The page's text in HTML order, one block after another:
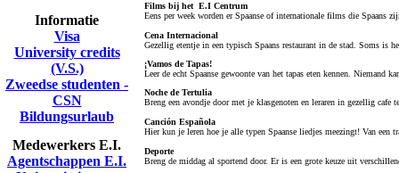
Informatie
Visa
University credits
(V.S.)
Zweedse studenten -
CSN
Bildungsurlaub
Medewerkers E.I.
Agentschappen E.I.
Films bij het E.I Centrum
Eens per week worden er Spaanse of internationale films die Spaans
Cena Internacional
Gezellig etentje in een typisch Spaans restaurant in de stad. Soms is
¡Vamos de Tapas!
Leer de echt Spaanse gewoonte van het tapas eten kennen. Niemand
Noche de Tertulia
Breng een avondje door met je klasgenoten en leraren in gezellig cafe
Canción Española
Hier kun je leren hoe je alle typen Spaanse liedjes meezingt! Van een
Deporte
Breng de middag al sportend door. Er is een grote keuze uit